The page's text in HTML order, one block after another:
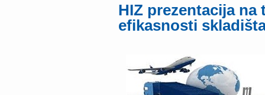
HIZ prezentacija na
efikasnosti